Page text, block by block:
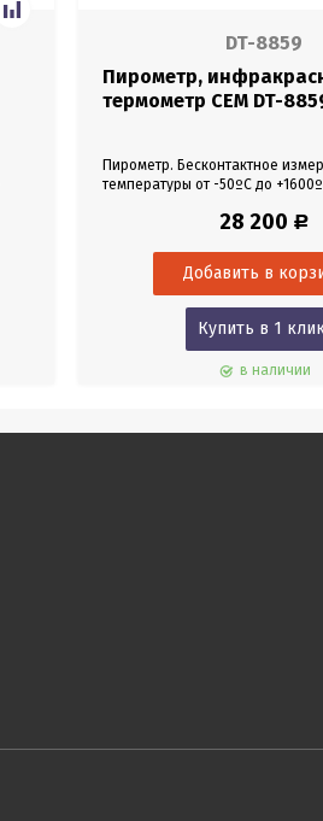
DT-8859
Пирометр,
термометр CEM DT-
Пирометр. Бесконтактное
температуры от -50ºC до
разрешение 0,1ºC.28 200 Р
Купить в 1
в наличии